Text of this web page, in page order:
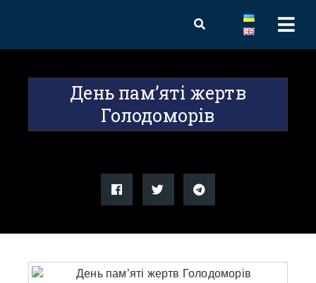
День пам’яті жертв
Голодоморів